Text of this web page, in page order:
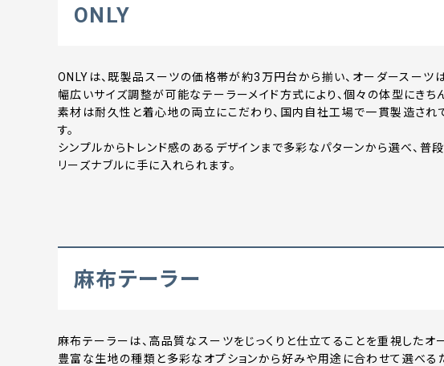
ONLY
ONLYは、既製品スーツの価格帯が約3万円台から揃い、オーダースーツ
幅広いサイズ調整が可能なテーラーメイド方式により、個々の体型にきち
素材は耐久性と着心地の両立にこだわり、国内自社工場で一貫製造され
す。
シンプルからトレンド感のあるデザインまで多彩なパターンから選べ、
リーズナブルに手に入れられます。
麻布テーラー
麻布テーラーは、高品質なスーツをじっくりと仕立てることを重視したオ
豊富な生地の種類と多彩なオプションから好みや用途に合わせて選べ